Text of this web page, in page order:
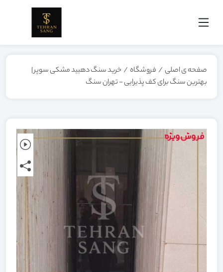
صفحه ی اصلی / فروشگاه / خرید سنگ دهبید مشکی سوپر |
بهترین سنگ برای کف پذیرایی - تهران سنگ